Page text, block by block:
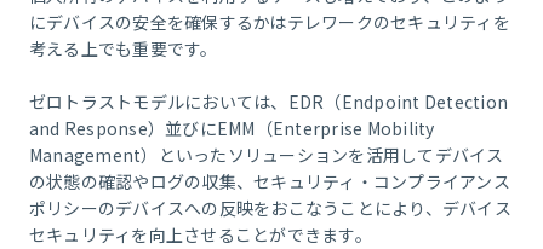
にデバイスの安全を確保するかはテレワークのセキュリティを
考える上でも重要です。
ゼロトラストモデルにおいては、 EDR （Endpoint Detection
and Response）並びにEMM （Enterprise Mobility
Management）といったソリューションを活用してデバイス
の状態の確認やログの収集、セキュリティ・コンプライアンス
ポリシーのデバイスへの反映をおこなうことにより、デバイス
セキュリティを向上させることができます。